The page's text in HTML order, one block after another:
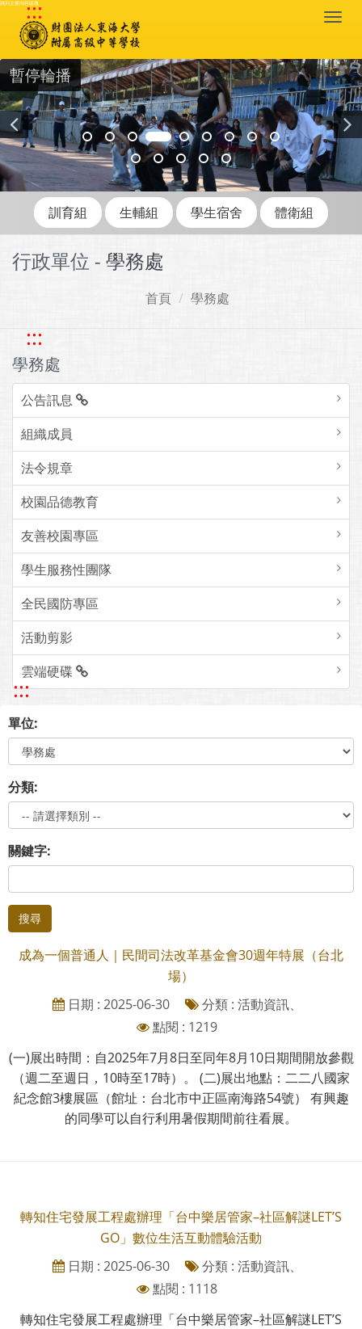
跳到主要內容區塊
:::
暫停輪播
訓育組 生輔組 學生宿舍 體衛組
行政單位 - 學務處
首頁 學務處
:::
學務處
公告訊息
組織成員
法令規章
校園品德教育
友善校園專區
學生服務性團隊
全民國防專區
活動剪影
雲端硬碟
:::
單位:
分類:
關鍵字:
搜尋
成為一個普通人｜民間司法改革基金會30週年特展（台北
場）
日期 : 2025-06-30
分類 : 活動資訊、
點閱 : 1219
(一)展出時間：自2025年7月8日至同年8月10日期間開放參觀
（週二至週日，10時至17時）。 (二)展出地點：二二八國家
紀念館3樓展區（館址：台北市中正區南海路54號） 有興趣
的同學可以自行利用暑假期間前往看展。
轉知住宅發展工程處辦理「台中樂居管家–社區解謎LET’S
GO」數位生活互動體驗活動
日期 : 2025-06-30
分類 : 活動資訊、
點閱 : 1118
轉知住宅發展工程處辦理「台中樂居管家–社區解謎LET’S